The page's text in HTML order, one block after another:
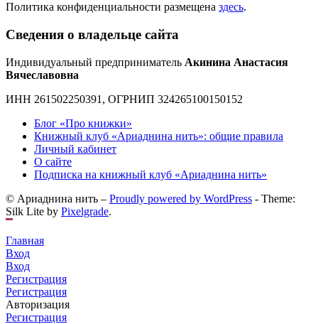
Политика конфиденциальности размещена здесь.
Сведения о владельце сайта
Индивидуальный предприниматель Акинина Анастасия
Вячеславовна
ИНН 261502250391, ОГРНИП 324265100150152
Блог «Про книжки»
Книжный клуб «Ариаднина нить»: общие правила
Личный кабинет
О сайте
Подписка на книжный клуб «Ариаднина нить»
© Ариаднина нить – Proudly powered by WordPress - Theme:
Silk Lite by Pixelgrade.
Главная
Вход
Вход
Регистрация
Регистрация
Авторизация
Регистрация